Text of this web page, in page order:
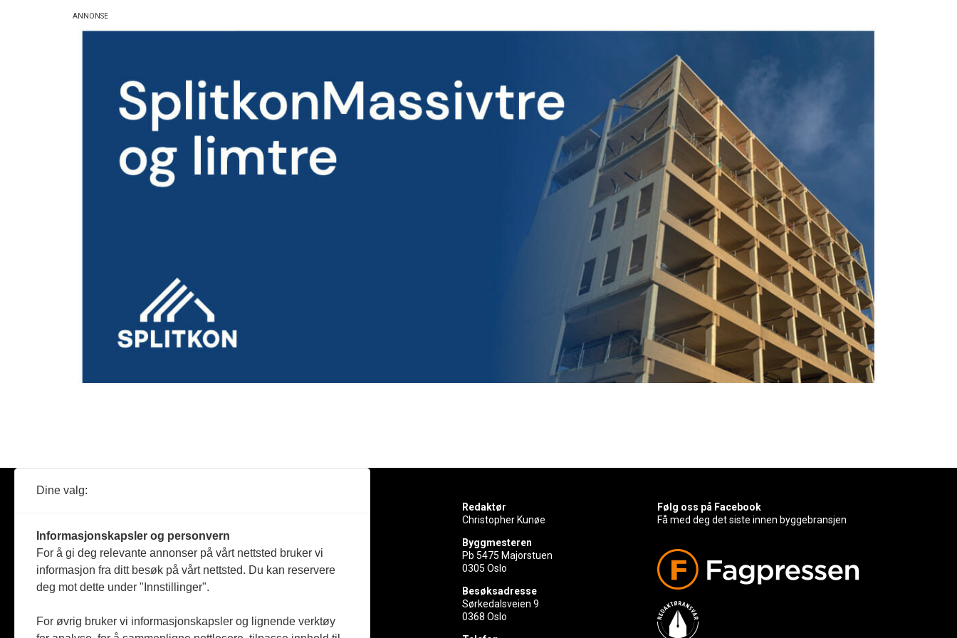
Reportasje
Produkter
Jobbmarked
Redaktør
Christopher Kunøe
Byggmesteren
Pb 5475 Majorstuen
0305 Oslo
Besøksadresse
Sørkedalsveien 9
0368 Oslo
Følg oss på Facebook
Få med deg det siste innen byggebransjen
Dine valg:
Informasjonskapsler og personvern
For å gi deg relevante annonser på vårt nettsted bruker vi
informasjon fra ditt besøk på vårt nettsted. Du kan reservere
deg mot dette under "Innstillinger".
For øvrig bruker vi informasjonskapsler og lignende verktøy